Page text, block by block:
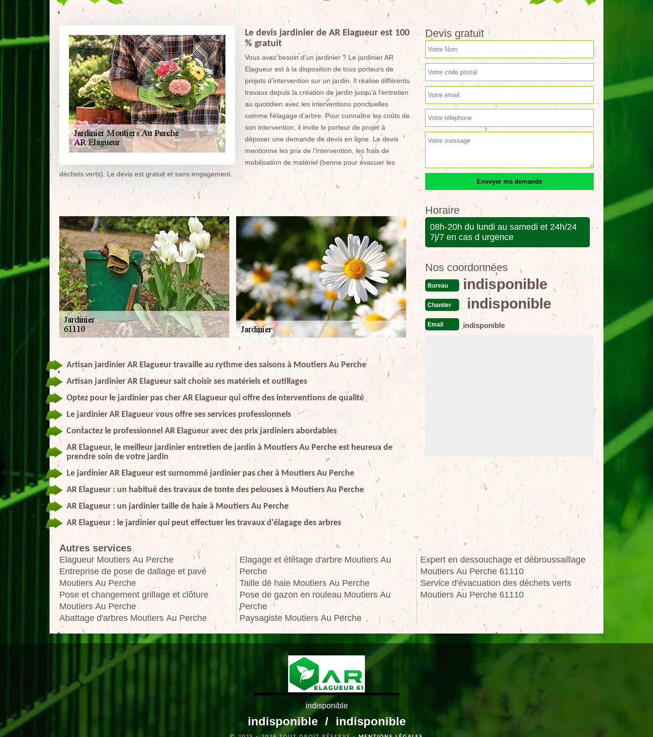
Le devis jardinier de AR Elagueur est 100
% gratuit
Vous avez besoin d’un jardinier ? Le jardinier AR
Elagueur est à la disposition de tous porteurs de
projets d’intervention sur un jardin. Il réalise différents
travaux depuis la création de jardin jusqu’à l’entretien
au quotidien avec les interventions ponctuelles
comme l’élagage d’arbre. Pour connaître les coûts de
son intervention, il invite le porteur de projet à
déposer une demande de devis en ligne. Le devis
mentionne les prix de l’intervention, les frais de
mobilisation de matériel (benne pour évacuer les
déchets verts). Le devis est gratuit et sans engagement.
Artisan jardinier AR Elagueur travaille au rythme des saisons à Moutiers Au Perche
Artisan jardinier AR Elagueur sait choisir ses matériels et outillages
Optez pour le jardinier pas cher AR Elagueur qui offre des interventions de qualité
Le jardinier AR Elagueur vous offre ses services professionnels
Contactez le professionnel AR Elagueur avec des prix jardiniers abordables
AR Elagueur, le meilleur jardinier entretien de jardin à Moutiers Au Perche est heureux de
prendre soin de votre jardin
Le jardinier AR Elagueur est surnommé jardinier pas cher à Moutiers Au Perche
AR Elagueur : un habitué des travaux de tonte des pelouses à Moutiers Au Perche
AR Elagueur : un jardinier taille de haie à Moutiers Au Perche
AR Elagueur : le jardinier qui peut effectuer les travaux d'élagage des arbres
Devis gratuit
Horaire
08h-20h du lundi au samedi et 24h/24
7j/7 en cas d urgence
Nos coordonnées
Bureau indisponible
Chantier indisponible
Email indisponible
Autres services
Elagueur Moutiers Au Perche
Entreprise de pose de dallage et pavé
Moutiers Au Perche
Pose et changement grillage et clôture
Moutiers Au Perche
Abattage d'arbres Moutiers Au Perche
Elagage et étêtage d'arbre Moutiers Au
Perche
Taille de haie Moutiers Au Perche
Pose de gazon en rouleau Moutiers Au
Perche
Paysagiste Moutiers Au Perche
Expert en dessouchage et débroussaillage
Moutiers Au Perche 61110
Service d'évacuation des déchets verts
Moutiers Au Perche 61110
indisponible
indisponible / indisponible